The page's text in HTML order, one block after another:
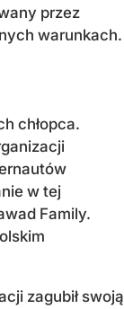
przez
warunkach.
chłopca.
w tej
Family.
zagubił swoją